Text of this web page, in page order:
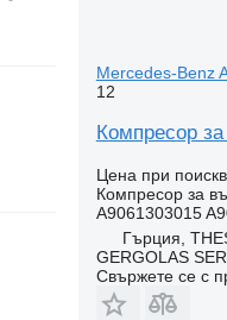
Mercedes-Benz
12
Компресор
Цена при
Компресор за
A9061303015
Гърция,
GERGOLAS
Свържете се с